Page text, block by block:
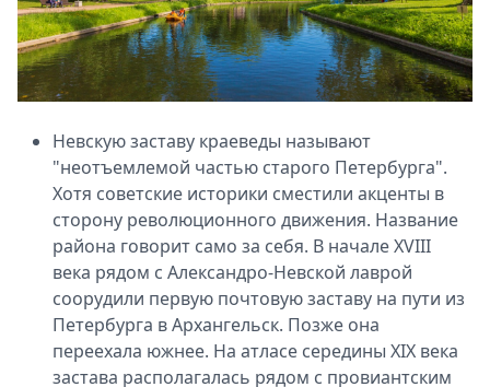
Невскую заставу краеведы называют
"неотъемлемой частью старого Петербурга".
Хотя советские историки сместили акценты в
сторону революционного движе­ния. Название
района говорит само за себя. В начале XVIII
века рядом с Александро-Невской лаврой
соорудили первую почтовую заставу на пути из
Петербурга в Архангельск. Позже она
переехала южнее. На атласе середины XIX века
застава располага­лась рядом с провиантским